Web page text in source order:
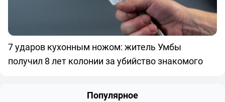
7 ударов кухонным ножом: житель Умбы
получил 8 лет колонии за убийство знакомого
Популярное